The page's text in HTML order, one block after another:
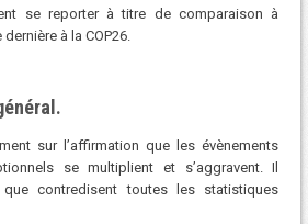
se reporter à titre de comparaison à
à la COP26.
sur l’affirmation que les évènements
se multiplient et s’aggravent. Il
que contredisent toutes les statistiques